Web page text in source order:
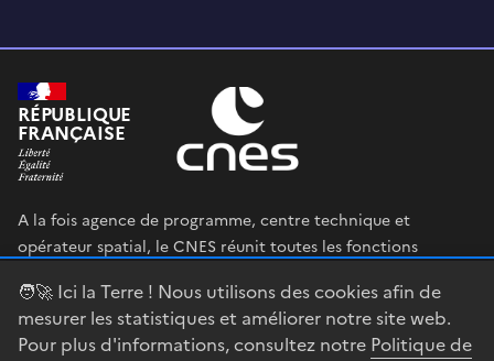
🧑‍🚀 Ici la Terre ! Nous utilisons des cookies afin de
mesurer les statistiques et améliorer notre site web.
Pour plus d'informations, consultez notre Politique de
RÉPUBLIQUE
FRANÇAISE
A la fois agence de programme, centre technique et
opérateur spatial, le CNES réunit toutes les fonctions
en œuvre sa stratégie spatiale.
legifrance.gouv.fr gouvernement.fr